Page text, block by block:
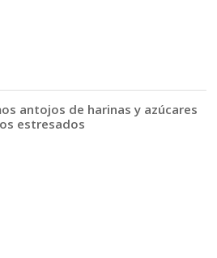
antojos de harinas y azúcares
estresados